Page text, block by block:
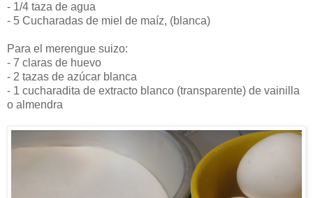
- 1/4 taza de agua
- 5 Cucharadas de miel de maíz, (blanca)
Para el merengue suizo:
- 7 claras de huevo
- 2 tazas de azúcar blanca
- 1 cucharadita de extracto blanco (transparente) de vainilla
o almendra